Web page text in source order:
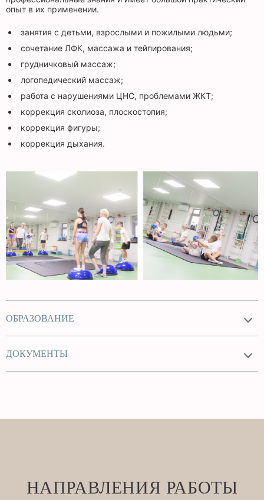
опыт в их применении.
занятия с детьми, взрослыми и пожилыми людьми;
сочетание ЛФК, массажа и тейпирования;
грудничковый массаж;
логопедический массаж;
работа с нарушениями ЦНС, проблемами ЖКТ;
коррекция сколиоза, плоскостопия;
коррекция фигуры;
коррекция дыхания.
ОБРАЗОВАНИЕ
ДОКУМЕНТЫ
НАПРАВЛЕНИЯ РАБОТЫ